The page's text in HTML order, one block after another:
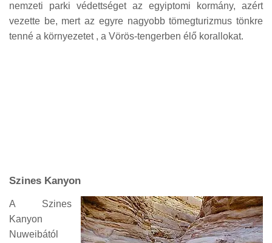
nemzeti parki védettséget az egyiptomi kormány, azért
vezette be, mert az egyre nagyobb tömegturizmus tönkre
tenné a környezetet , a Vörös-tengerben élő korallokat.
Szines Kanyon
A Szines
Kanyon
Nuweibától